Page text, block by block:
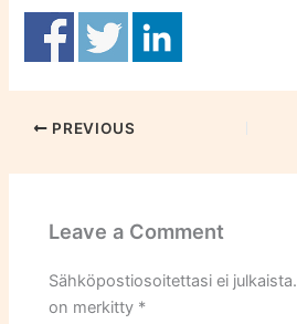
PREVIOUS
Leave a Comment
Sähköpostiosoitettasi ei julkaista.
on merkitty *